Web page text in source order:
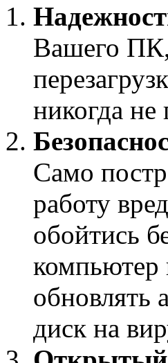
Вашего
никогда не
Само
работу
обойтись
обновлять
диск на